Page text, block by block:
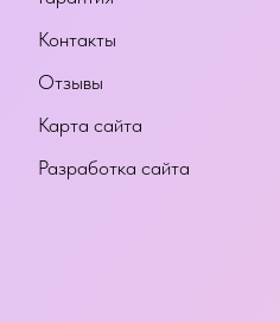
Контакты
Отзывы
Карта сайта
Разработка сайта